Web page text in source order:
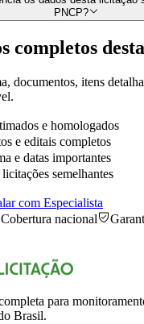
PNCP?
completos desta
documentos, itens
e homologados
e editais completos
e datas importantes
semelhantes
com Especialista
Cobertura nacional
para
Brasil.